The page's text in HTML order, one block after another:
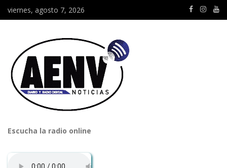
viernes, agosto 7, 2026
Escucha la radio online